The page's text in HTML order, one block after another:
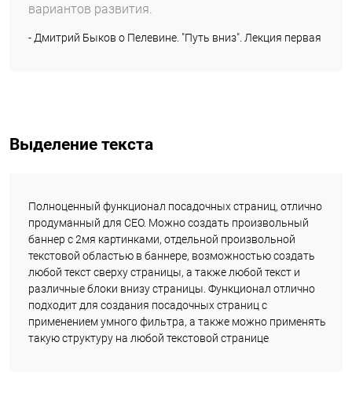
вариантов развития.
- Дмитрий Быков о Пелевине. "Путь вниз". Лекция первая
Выделение текста
Полноценный функционал посадочных страниц, отлично
продуманный для СЕО. Можно создать произвольный
баннер с 2мя картинками, отдельной произвольной
текстовой областью в баннере, возможностью создать
любой текст сверху страницы, а также любой текст и
различные блоки внизу страницы. Функционал отлично
подходит для создания посадочных страниц с
применением умного фильтра, а также можно применять
такую структуру на любой текстовой странице